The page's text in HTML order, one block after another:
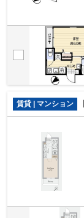
賃貸 | マンション